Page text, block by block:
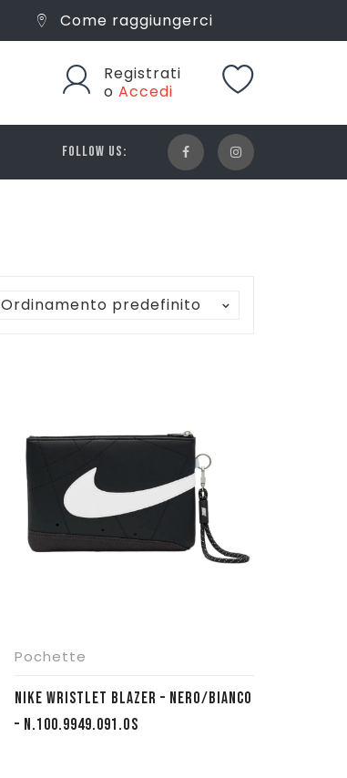
Come raggiungerci
Registrati
o Accedi
FOLLOW US:
Ordinamento predefinito
Pochette
NIKE WRISTLET BLAZER – NERO/BIANCO
– N.100.9949.091.OS